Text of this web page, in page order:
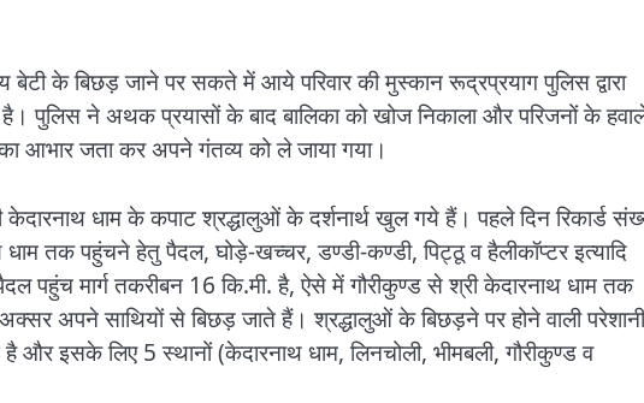
बेटी के बिछड़ जाने पर सकते में आये परिवार की मुस्कान रूद्रप्रयाग पुलिस द्वारा
पुलिस ने अथक प्रयासों के बाद बालिका को खोज निकाला और परिजनों के
का आभार जता कर अपने गंतव्य को ले जाया गया।
धाम के कपाट श्रद्धालुओं के दर्शनार्थ खुल गये हैं। पहले दिन रिकार्ड
तक पहुंचने हेतु पैदल, घोड़े-खच्चर, डण्डी-कण्डी, पिट्ठू व हैलीकॉप्टर इत्यादि
पहुंच मार्ग तकरीबन 16 कि.मी. है, ऐसे में गौरीकुण्ड से श्री केदारनाथ धाम तक
अपने साथियों से बिछड़ जाते हैं। श्रद्धालुओं के बिछड़ने पर होने वाली
और इसके लिए 5 स्थानों (केदारनाथ धाम, लिनचोली, भीमबली, गौरीकुण्ड व